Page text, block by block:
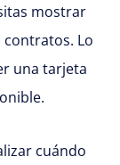
mostrar
Lo
una tarjeta
cuándo